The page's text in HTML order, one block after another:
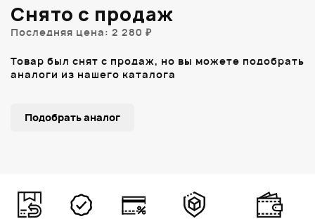
Снято с продаж
Последняя цена: 2 280 ₽
Товар был снят с продаж, но вы можете подобрать
аналоги из нашего каталога
Подобрать аналог